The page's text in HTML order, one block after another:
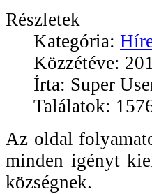
Részletek
Kategória:
Közzétéve:
Írta: Super
Találatok:
Az oldal
minden igényt
községnek.